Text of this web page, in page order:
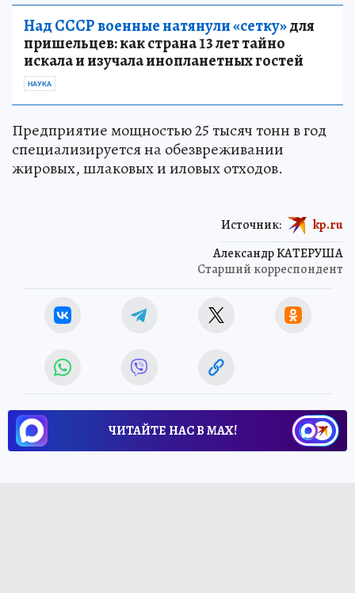
Над СССР военные натянули «сетку»для
пришельцев: как страна 13 лет тайно
искала и изучала инопланетных гостей
НАУКА
Предприятие мощностью 25 тысяч тонн в год
специализируется на обезвреживании
жировых, шлаковых и иловых отходов.
Александр КАТЕРУША
Старший корреспондент
Источник: kp.ru
ЧИТАЙТЕ НАС В МАХ!